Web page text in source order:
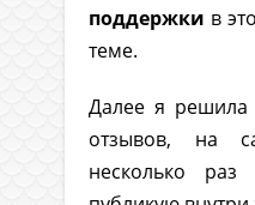
поддержки в
теме.
Далее я решила
отзывов, на
несколько